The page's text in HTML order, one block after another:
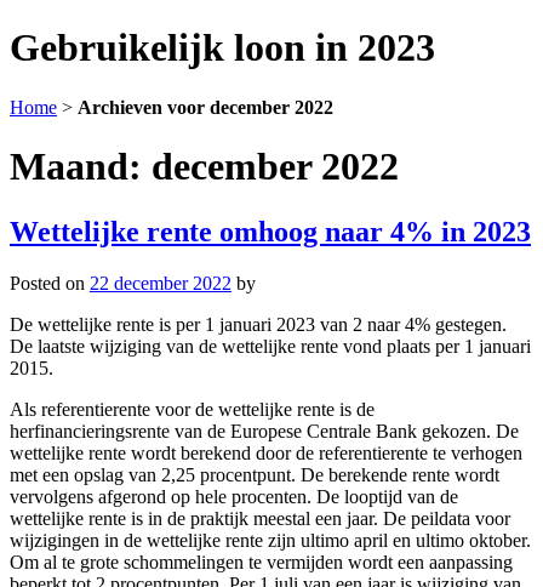
Gebruikelijk loon in 2023
Home > Archieven voor december 2022
Maand: december 2022
Wettelijke rente omhoog naar 4% in 2023
Posted on 22 december 2022 by
De wettelijke rente is per 1 januari 2023 van 2 naar 4% gestegen.
De laatste wijziging van de wettelijke rente vond plaats per 1 januari
2015.
Als referentierente voor de wettelijke rente is de
herfinancieringsrente van de Europese Centrale Bank gekozen. De
wettelijke rente wordt berekend door de referentierente te verhogen
met een opslag van 2,25 procentpunt. De berekende rente wordt
vervolgens afgerond op hele procenten. De looptijd van de
wettelijke rente is in de praktijk meestal een jaar. De peildata voor
wijzigingen in de wettelijke rente zijn ultimo april en ultimo oktober.
Om al te grote schommelingen te vermijden wordt een aanpassing